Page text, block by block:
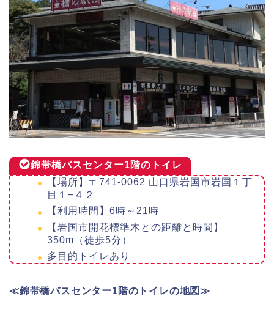
錦帯橋バスセンター1階のトイレ
【場所】〒741-0062 山口県岩国市岩国１丁
目１−４２
【利用時間】6時～21時
【岩国市開花標準木との距離と時間】
350m（徒歩5分）
多目的トイレあり
≪錦帯橋バスセンター1階のトイレの地図≫